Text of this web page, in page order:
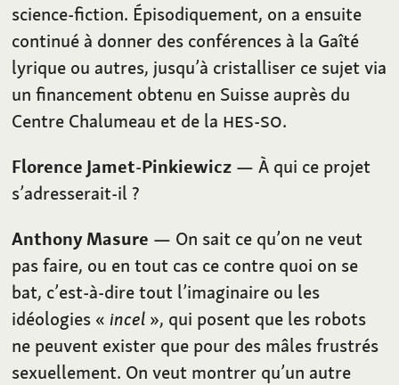
science-fiction. Épisodiquement, on a ensuite
continué à donner des conférences à la Gaîté
lyrique ou autres, jusqu’à cristalliser ce sujet via
un financement obtenu en Suisse auprès du
Centre Chalumeau et de la HES-SO.
Florence Jamet-Pinkiewicz — À qui ce projet
s’adresserait-il ?
Anthony Masure — On sait ce qu’on ne veut
pas faire, ou en tout cas ce contre quoi on se
bat, c’est-à-dire tout l’imaginaire ou les
idéologies «incel », qui posent que les robots
ne peuvent exister que pour des mâles frustrés
sexuellement. On veut montrer qu’un autre